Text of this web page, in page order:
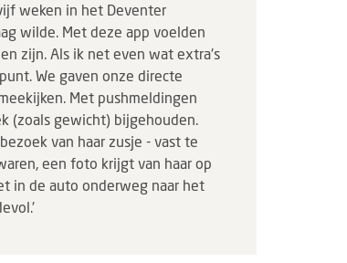
weken in het Deventer
wilde. Met deze app voelden
zijn. Als ik net even wat extra's
We gaven onze directe
Met pushmeldingen
(zoals gewicht) bijgehouden.
van haar zusje - vast te
een foto krijgt van haar op
in de auto onderweg naar het